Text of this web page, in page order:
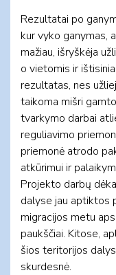
Rezultatai po
kur vyko ganymas,
mažiau, išryškėja
o vietomis ir
rezultatas, nes
taikoma mišri
tvarkymo darbai
reguliavimo
priemonė atrodo
atkūrimui ir
Projekto darbų
dalyse jau aptiktos
migracijos metu
paukščiai. Kitose,
šios teritorijos
skurdesnė.